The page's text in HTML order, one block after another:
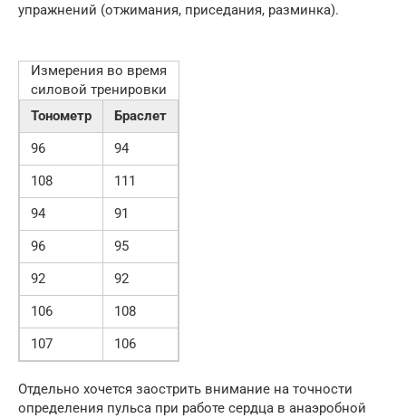
упражнений (отжимания, приседания, разминка).
Измерения во время
силовой тренировки
Тонометр
Браслет
96
94
108
111
94
91
96
95
92
92
106
108
107
106
Отдельно хочется заострить внимание на точности
определения пульса при работе сердца в анаэробной